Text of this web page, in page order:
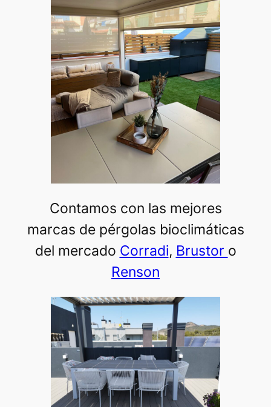
Contamos con las mejores
marcas de pérgolas bioclimáticas
del mercado Corradi, Brustor o
Renson